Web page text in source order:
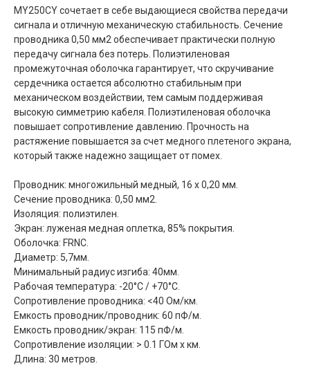
MY250CY сочетает в себе выдающиеся свойства передачи
сигнала и отличную механическую стабильность. Сечение
проводника 0,50 мм2 обеспечивает практически полную
передачу сигнала без потерь. Полиэтиленовая
промежуточная оболочка гарантирует, что скручивание
сердечника остается абсолютно стабильным при
механическом воздействии, тем самым поддерживая
высокую симметрию кабеля. Полиэтиленовая оболочка
повышает сопротивление давлению. Прочность на
растяжение повышается за счет медного плетеного экрана,
который также надежно защищает от помех.
Проводник: многожильный медный, 16 х 0,20 мм.
Сечение проводника: 0,50 мм2.
Изоляция: полиэтилен.
Экран: луженая медная оплетка, 85% покрытия.
Оболочка: FRNC.
Диаметр: 5,7мм.
Минимальный радиус изгиба: 40мм.
Рабочая температура: -20°C / +70°C.
Сопротивление проводника: <40 Ом/км.
Емкость проводник/проводник: 60 пФ/м.
Емкость проводник/экран: 115 пФ/м.
Сопротивление изоляции: > 0.1 ГОм x км.
Длина: 30 метров.